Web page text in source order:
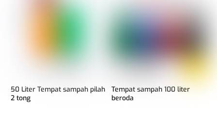
50 Liter Tempat sampah pilah
2 tong
Tempat sampah 100 liter
beroda